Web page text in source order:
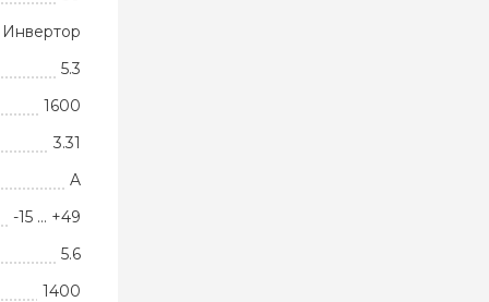
Инвертор
5.3
1600
3.31
A
-15 … +49
5.6
1400